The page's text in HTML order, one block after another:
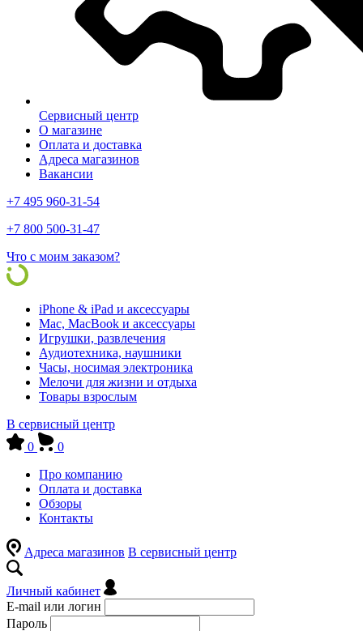
Сервисный центр
О магазине
Оплата и доставка
Адреса магазинов
Вакансии
+7 495 960-31-54
+7 800 500-31-47
Что с моим заказом?
iPhone & iPad и аксессуары
Mac, MacBook и аксессуары
Игрушки, развлечения
Аудиотехника, наушники
Часы, носимая электроника
Мелочи для жизни и отдыха
Товары взрослым
В сервисный центр
0
0
Про компанию
Оплата и доставка
Обзоры
Контакты
Адреса магазинов В сервисный центр
Личный кабинет
E-mail или логин
Пароль